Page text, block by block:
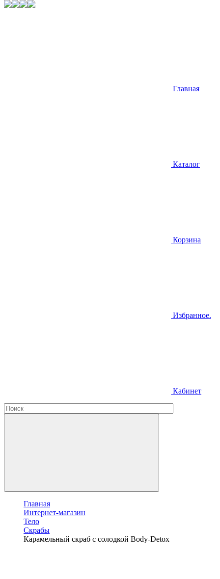
Главная
Каталог
Корзина
Избранное.
Кабинет
Главная
Интернет-магазин
Тело
Скрабы
Карамельный скраб с солодкой Body-Detox